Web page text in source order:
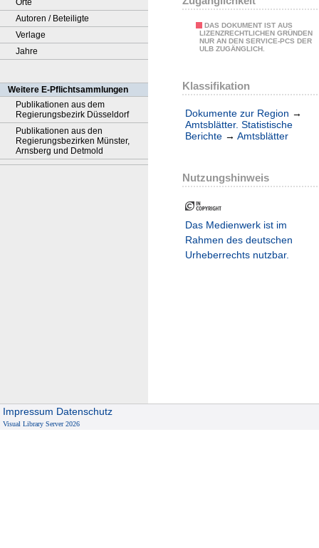
Orte
Autoren / Beteiligte
Verlage
Jahre
Weitere E-Pflichtsammlungen
Publikationen aus dem
Regierungsbezirk Düsseldorf
Publikationen aus den
Regierungsbezirken Münster,
Arnsberg und Detmold
DAS DOKUMENT IST AUS
LIZENZRECHTLICHEN GRÜNDEN
NUR AN DEN SERVICE-PCS DER
ULB ZUGÄNGLICH.
Klassifikation
Dokumente zur Region →
Amtsblätter. Statistische
Berichte → Amtsblätter
Nutzungshinweis
Das Medienwerk ist im
Rahmen des deutschen
Urheberrechts nutzbar.
Impressum Datenschutz
Visual Library Server 2026